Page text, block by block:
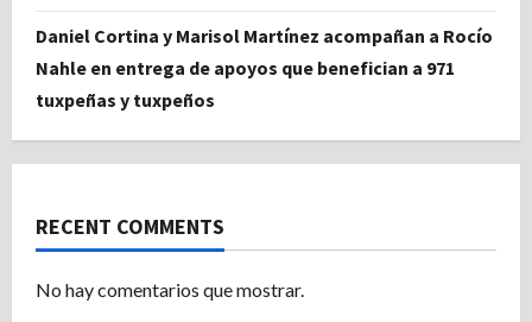
Daniel Cortina y Marisol Martínez acompañan a Rocío
Nahle en entrega de apoyos que benefician a 971
tuxpeñas y tuxpeños
RECENT COMMENTS
No hay comentarios que mostrar.